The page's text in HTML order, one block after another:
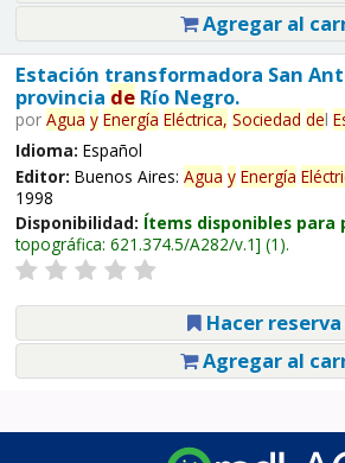
Agregar al
Estación transformadora San
provincia deRío Negro.
por Agua y Energía Eléctrica, Sociedad del
Idioma: Español
Editor: Buenos Aires: Agua y Energía
1998
Disponibilidad: Ítems disponibles para
topográfica: 621.374.5/A282/v.1 (1).
Hacer reserva
Agregar al